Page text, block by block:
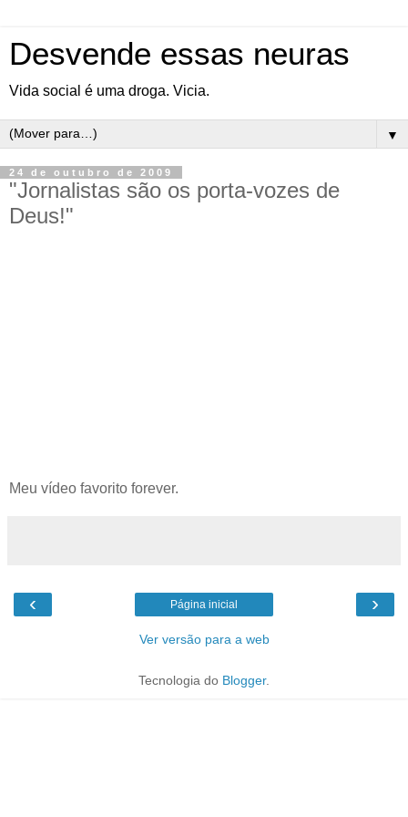
Desvende essas neuras
Vida social é uma droga. Vicia.
▼
24 de outubro de 2009
"Jornalistas são os porta-vozes de
Deus!"
Meu vídeo favorito forever.
‹ ›
Página inicial
Ver versão para a web
Tecnologia do Blogger.